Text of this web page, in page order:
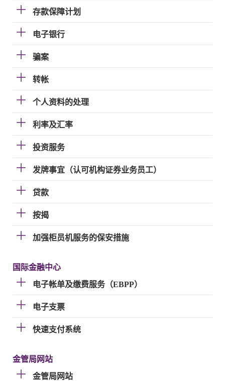
存款保障计划
电子银行
骗案
转帐
个人资料的处理
利率及汇率
投资服务
发牌事宜（认可机构证券业务员工）
贷款
按揭
加强柜员机服务的保安措施
国际金融中心
电子帐单及缴费服务（EBPP）
电子支票
快速支付系统
金管局网站
金管局网站